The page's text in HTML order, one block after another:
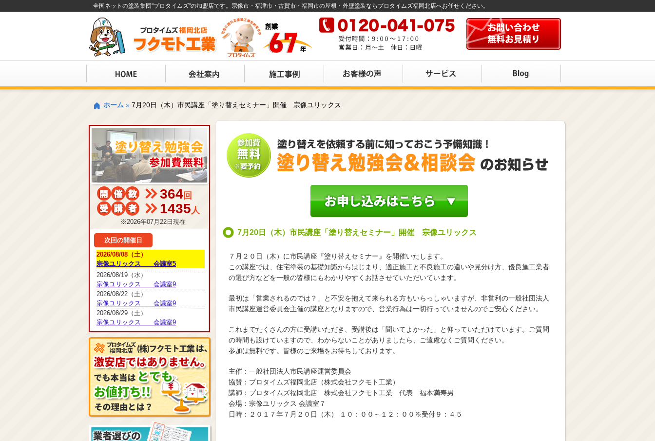
全国ネットの塗装集団"プロタイムズ"の加盟店です。宗像市・福津市・古賀市・福岡市の屋根・外壁塗装ならプロタイムズ福岡北店へお任せください。
ホーム » 7月20日（木）市民講座「塗り替えセミナー」開催 宗像ユリックス
7月20日（木）市民講座「塗り替えセミナー」開催 宗像ユリックス
７月２０日（木）に市民講座『塗り替えセミナー』を開催いたします。
この講座では、住宅塗装の基礎知識からはじまり、適正施工と不良施工の違いや見分け方、優良施工業者
の選び方などを一般の皆様にもわかりやすくお話させていただいています。
最初は「営業されるのでは？」と不安を抱えて来られる方もいらっしゃいますが、非営利の一般社団法人
市民講座運営委員会主催の講座となりますので、営業行為は一切行っていませんのでご安心ください。
これまでたくさんの方に受講いただき、受講後は「聞いてよかった」と仰っていただけています。ご質問
の時間も設けていますので、わからないことがありましたら、ご遠慮なくご質問ください。
参加は無料です。皆様のご来場をお待ちしております。
主催：一般社団法人市民講座運営委員会
協賛：プロタイムズ福岡北店（株式会社フクモト工業）
講師：プロタイムズ福岡北店 株式会社フクモト工業 代表 福本満寿男
会場：宗像ユリックス 会議室７
日時：２０１７年７月２０日（木） １０：００～１２：００※受付９：４５
364回
1435人
※2026年07月22日現在
次回の開催日
2026/08/08（土）
宗像ユリックス 会議室5
2026/08/19（水）
宗像ユリックス 会議室9
2026/08/22（土）
宗像ユリックス 会議室9
2026/08/29（土）
宗像ユリックス 会議室9